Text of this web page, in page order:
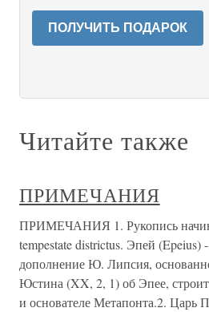
ПОЛУЧИТЬ ПОДАРОК
Читайте также
ПРИМЕЧАНИЯ
ПРИМЕЧАНИЯ 1. Рукопись
tempestate districtus. Эпей (Epeius)
дополнение Ю. Липсия,
Юстина (XX, 2, 1) об Эпее,
и основателе Метапонта.2. Царь